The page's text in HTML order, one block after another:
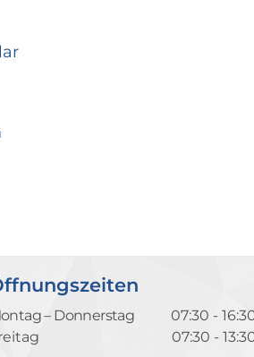
– Donnerstag
07:30 -
07:30 -